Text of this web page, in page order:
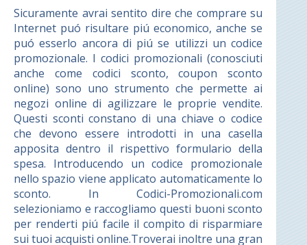
Sicuramente avrai sentito dire che comprare su
Internet puó risultare piú economico, anche se
puó esserlo ancora di piú se utilizzi un codice
promozionale. I codici promozionali (conosciuti
anche come codici sconto, coupon sconto
online) sono uno strumento che permette ai
negozi online di agilizzare le proprie vendite.
Questi sconti constano di una chiave o codice
che devono essere introdotti in una casella
apposita dentro il rispettivo formulario della
spesa. Introducendo un codice promozionale
nello spazio viene applicato automaticamente lo
sconto. In Codici-Promozionali.com
selezioniamo e raccogliamo questi buoni sconto
per renderti piú facile il compito di risparmiare
sui tuoi acquisti online.Troverai inoltre una gran